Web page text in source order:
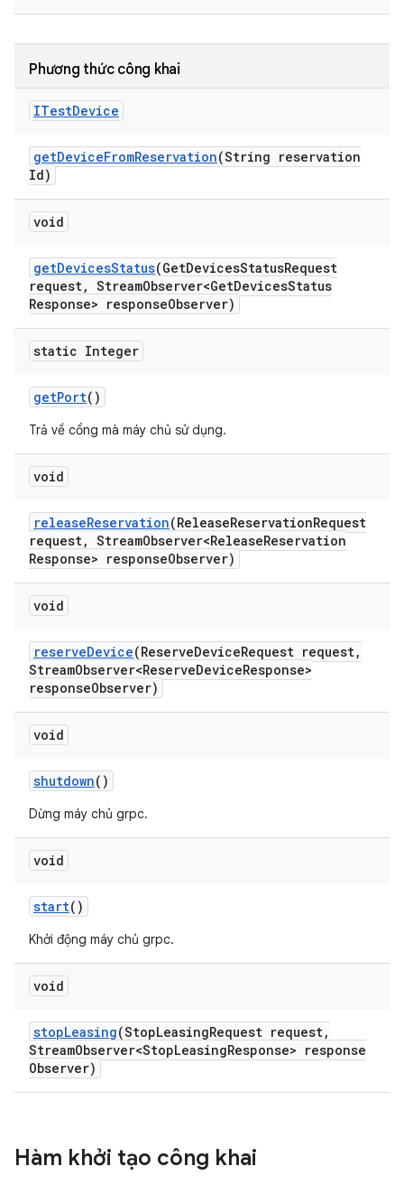
Phương thức công khai
ITestDevice
getDeviceFromReservation(String reservation
Id)
void
getDevicesStatus(GetDevicesStatusRequest
request, StreamObserver<GetDevicesStatus
Response> responseObserver)
static Integer
getPort()
Trả về cổng mà máy chủ sử dụng.
void
releaseReservation(ReleaseReservationRequest
request, StreamObserver<ReleaseReservation
Response> responseObserver)
void
reserveDevice(ReserveDeviceRequest request,
StreamObserver<ReserveDeviceResponse>
responseObserver)
void
shutdown()
Dừng máy chủ grpc.
void
start()
Khởi động máy chủ grpc.
void
stopLeasing(StopLeasingRequest request,
StreamObserver<StopLeasingResponse> response
Observer)
Hàm khởi tạo công khai